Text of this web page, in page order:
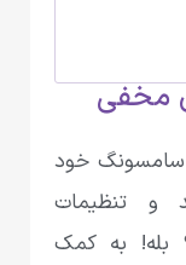
مخفی
سامسونگ خود
و تنظیمات
بله! به کمک